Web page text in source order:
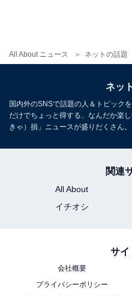
All About ニュース ネットの話題
ネッ
国内外のSNSで話題の人＆トピック
だけでちょっと得する、なんだか楽
きゃ）損」ニュースが盛りだくさん。
関連
All About
イチオシ
サイ
会社概要
プライバシーポリシー